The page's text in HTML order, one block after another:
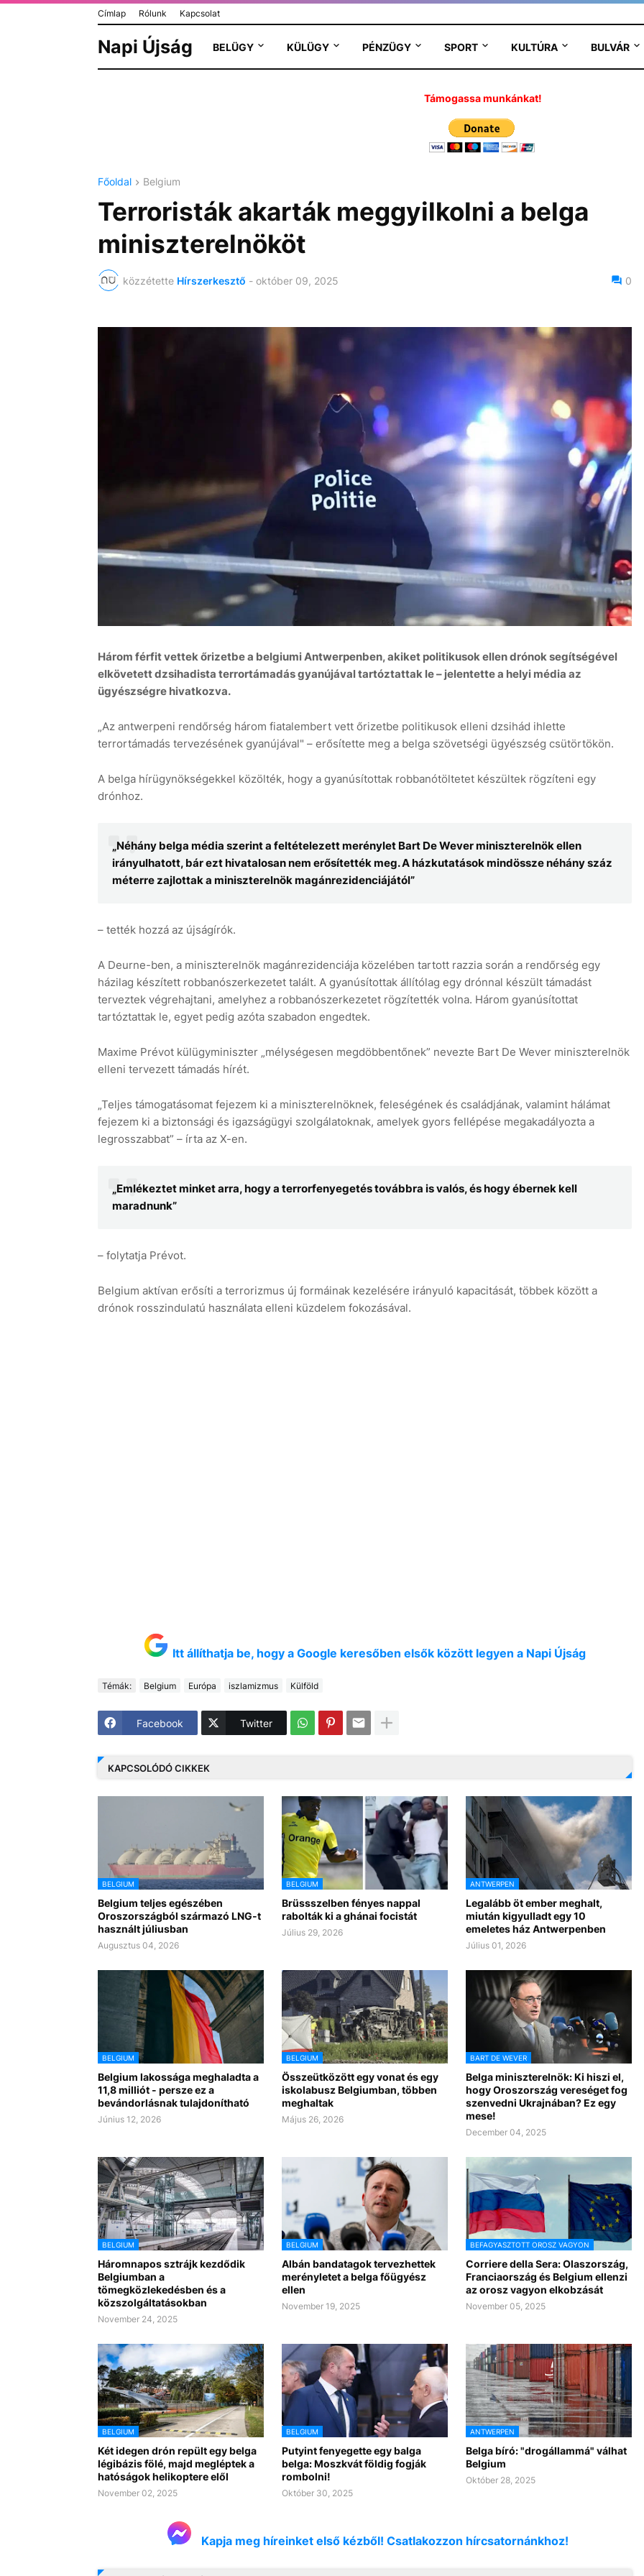
Címlap Rólunk Kapcsolat
Napi Újság BELÜGY KÜLÜGY PÉNZÜGY SPORT KULTÚRA BULVÁR
Támogassa munkánkat!
Főoldal Belgium
Terroristák akarták meggyilkolni a belga
miniszterelnököt
közzétette Hírszerkesztő - október 09, 2025 0
Három férfit vettek őrizetbe a belgiumi Antwerpenben, akiket politikusok ellen drónok segítségével
elkövetett dzsihadista terrortámadás gyanújával tartóztattak le – jelentette a helyi média az
ügyészségre hivatkozva.
„Az antwerpeni rendőrség három fiatalembert vett őrizetbe politikusok elleni dzsihád ihlette
terrortámadás tervezésének gyanújával" – erősítette meg a belga szövetségi ügyészség csütörtökön.
A belga hírügynökségekkel közölték, hogy a gyanúsítottak robbanótöltetet készültek rögzíteni egy
drónhoz.
„Néhány belga média szerint a feltételezett merénylet Bart De Wever miniszterelnök ellen
irányulhatott, bár ezt hivatalosan nem erősítették meg. A házkutatások mindössze néhány száz
méterre zajlottak a miniszterelnök magánrezidenciájától”
– tették hozzá az újságírók.
A Deurne-ben, a miniszterelnök magánrezidenciája közelében tartott razzia során a rendőrség egy
házilag készített robbanószerkezetet talált. A gyanúsítottak állítólag egy drónnal készült támadást
terveztek végrehajtani, amelyhez a robbanószerkezetet rögzítették volna. Három gyanúsítottat
tartóztattak le, egyet pedig azóta szabadon engedtek.
Maxime Prévot külügyminiszter „mélységesen megdöbbentőnek” nevezte Bart De Wever miniszterelnök
elleni tervezett támadás hírét.
„Teljes támogatásomat fejezem ki a miniszterelnöknek, feleségének és családjának, valamint hálámat
fejezem ki a biztonsági és igazságügyi szolgálatoknak, amelyek gyors fellépése megakadályozta a
legrosszabbat” – írta az X-en.
„Emlékeztet minket arra, hogy a terrorfenyegetés továbbra is valós, és hogy ébernek kell
maradnunk”
– folytatja Prévot.
Belgium aktívan erősíti a terrorizmus új formáinak kezelésére irányuló kapacitását, többek között a
drónok rosszindulatú használata elleni küzdelem fokozásával.
Itt állíthatja be, hogy a Google keresőben elsők között legyen a Napi Újság
Témák: Belgium Európa iszlamizmus Külföld
Facebook Twitter
KAPCSOLÓDÓ CIKKEK
BELGIUM
Belgium teljes egészében
Oroszországból származó LNG-t
használt júliusban
Augusztus 04, 2026
BELGIUM
Brüssszelben fényes nappal
rabolták ki a ghánai focistát
Július 29, 2026
ANTWERPEN
Legalább öt ember meghalt,
miután kigyulladt egy 10
emeletes ház Antwerpenben
Július 01, 2026
BELGIUM
Belgium lakossága meghaladta a
11,8 milliót - persze ez a
bevándorlásnak tulajdonítható
Június 12, 2026
BELGIUM
Összeütközött egy vonat és egy
iskolabusz Belgiumban, többen
meghaltak
Május 26, 2026
BART DE WEVER
Belga miniszterelnök: Ki hiszi el,
hogy Oroszország vereséget fog
szenvedni Ukrajnában? Ez egy
mese!
December 04, 2025
BELGIUM
Háromnapos sztrájk kezdődik
Belgiumban a
tömegközlekedésben és a
közszolgáltatásokban
November 24, 2025
BELGIUM
Albán bandatagok tervezhettek
merényletet a belga főügyész
ellen
November 19, 2025
BEFAGYASZTOTT OROSZ VAGYON
Corriere della Sera: Olaszország,
Franciaország és Belgium ellenzi
az orosz vagyon elkobzását
November 05, 2025
BELGIUM
Két idegen drón repült egy belga
légibázis fölé, majd megléptek a
hatóságok helikoptere elől
November 02, 2025
BELGIUM
Putyint fenyegette egy balga
belga: Moszkvát földig fogják
rombolni!
Október 30, 2025
ANTWERPEN
Belga bíró: "drogállammá" válhat
Belgium
Október 28, 2025
Kapja meg híreinket első kézből! Csatlakozzon hírcsatornánkhoz!